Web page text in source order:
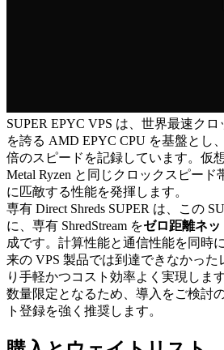
SUPER EPYC VPS は、世界最速ク
を誇る AMD EPYC CPU を基盤とし
倍のスピードを記録しています。仮
Metal Ryzen と同じクロックスピー
に匹敵する性能を発揮します。
専有 Direct Shreds SUPER は、この
に、専有 ShredStream をゼロ距離ネッ
成です。計算性能と通信性能を同時
来の VPS 製品では到達できなかった
り手軽かつコスト効率よく実現します
数量限定となるため、導入をご検討
ト登録を強く推奨します。